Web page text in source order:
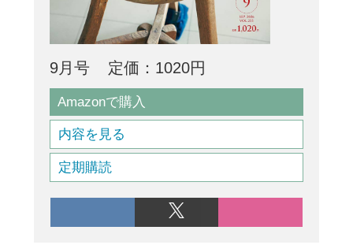
9月号 定価：1020円
Amazonで購入
内容を見る
定期購読